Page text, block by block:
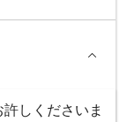
しくださいま